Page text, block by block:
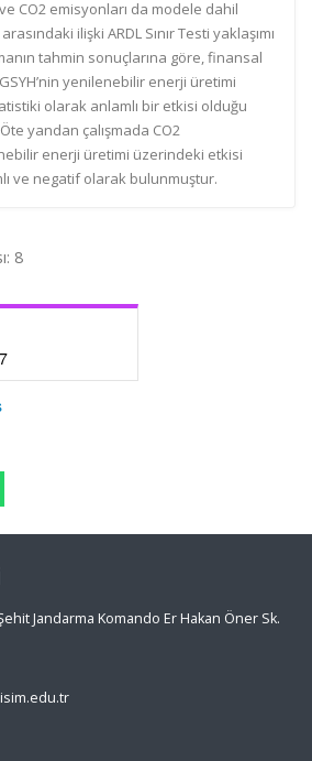
CO2 emisyonları da modele dahil
ilişki ARDL Sınır Testi yaklaşımı
tahmin sonuçlarına göre, finansal
yenilenebilir enerji üretimi
olarak anlamlı bir etkisi olduğu
yandan çalışmada CO2
enerji üretimi üzerindeki etkisi
ve negatif olarak bulunmuştur.
8
7
Jandarma Komando Er Hakan Öner Sk.